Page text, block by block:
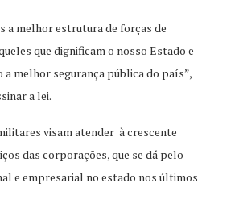
a melhor estrutura de forças de
que dignificam o nosso Estado e
a melhor segurança pública do país”,
a lei.
visam atender à crescente
das corporações, que se dá pelo
e empresarial no estado nos últimos